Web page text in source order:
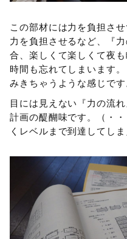
この部材には力を負担さ
力を負担させるなど、『
合、楽しくて楽しくて夜
時間も忘れてしまいます
みきちゃうような感じです
目には見えない『力の流
計画の醍醐味です。（・
くレベルまで到達してし